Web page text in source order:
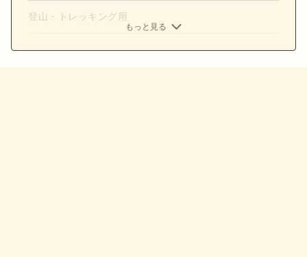
登山・トレッキング用
もっと見る